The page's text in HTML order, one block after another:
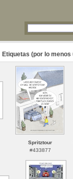
Etiquetas (por lo menos
Spritztour
#433877